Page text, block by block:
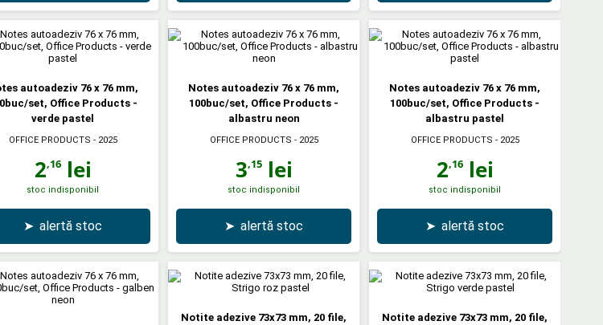
autoadeziv 76 x 76 mm,
set, Office Products -
verde pastel
OFFICE PRODUCTS - 2025
2,16lei
stoc indisponibil
➤ alertă stoc
Notes autoadeziv 76 x 76 mm,
100buc/set, Office Products -
albastru neon
OFFICE PRODUCTS - 2025
3,15lei
stoc indisponibil
➤ alertă stoc
Notes autoadeziv 76 x 76 mm,
100buc/set, Office Products -
albastru pastel
OFFICE PRODUCTS - 2025
2,16lei
stoc indisponibil
➤ alertă stoc
Notite adezive 73x73 mm, 20 file,
Notite adezive 73x73 mm, 20 file,